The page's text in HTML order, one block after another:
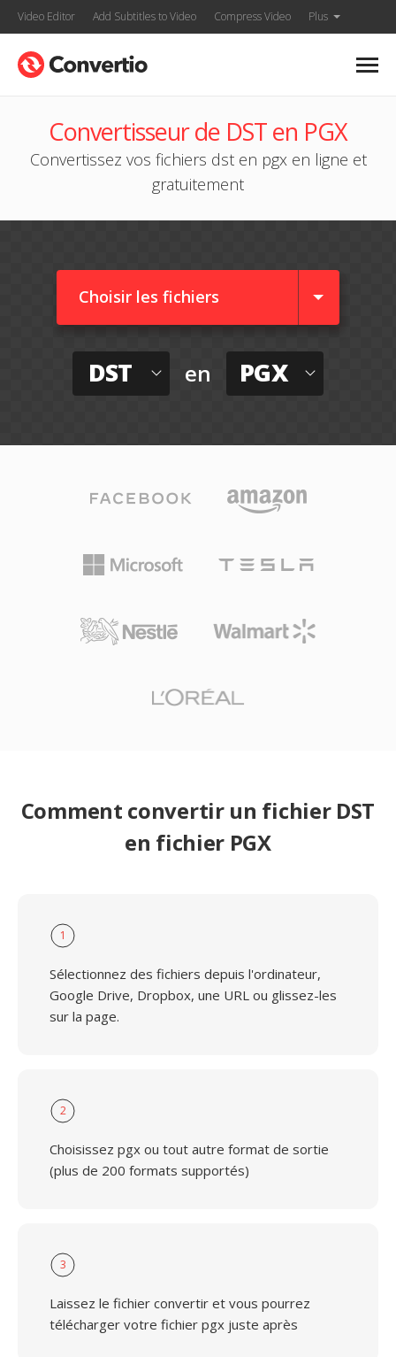
Video Editor Add Subtitles to Video Compress Video Plus
Convertisseur de DST en PGX
Convertissez vos fichiers dst en pgx en ligne et
gratuitement
Choisir les fichiers
DST en PGX
Comment convertir un fichier DST
en fichier PGX
1
Sélectionnez des fichiers depuis l'ordinateur,
Google Drive, Dropbox, une URL ou glissez-les
sur la page.
2
Choisissez pgx ou tout autre format de sortie
(plus de 200 formats supportés)
3
Laissez le fichier convertir et vous pourrez
télécharger votre fichier pgx juste après